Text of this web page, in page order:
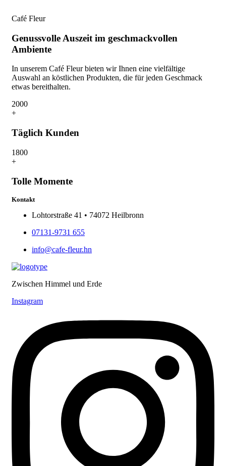
Café Fleur
Genussvolle Auszeit im geschmackvollen
Ambiente
In unserem Café Fleur bieten wir Ihnen eine vielfältige
Auswahl an köstlichen Produkten, die für jeden Geschmack
etwas bereithalten.
2000
+
Täglich Kunden
1800
+
Tolle Momente
Kontakt
Lohtorstraße 41 • 74072 Heilbronn
07131-9731 655
info@cafe-fleur.hn
Zwischen Himmel und Erde
Instagram